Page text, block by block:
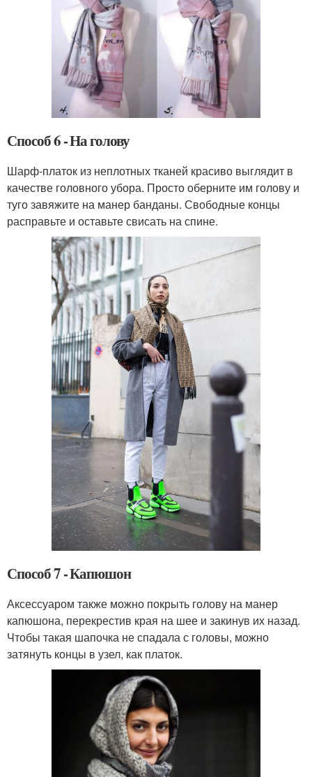
Способ 6 - На голову
Шарф-платок из неплотных тканей красиво выглядит в
качестве головного убора. Просто оберните им голову и
туго завяжите на манер банданы. Свободные концы
расправьте и оставьте свисать на спине.
Способ 7 - Капюшон
Аксессуаром также можно покрыть голову на манер
капюшона, перекрестив края на шее и закинув их назад.
Чтобы такая шапочка не спадала с головы, можно
затянуть концы в узел, как платок.